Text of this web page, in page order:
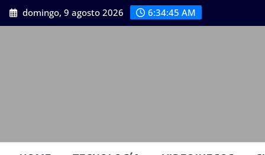
Saltar
al
domingo, 9 agosto 2026 6:34:47 AM